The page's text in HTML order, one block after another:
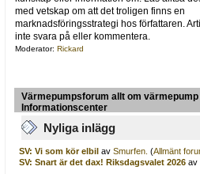
med vetskap om att det troligen finns en
marknadsföringsstrategi hos författaren.
inte svara på eller kommentera.
Moderator: Rickard
Värmepumpsforum allt om
Informationscenter
Nyliga inlägg
SV: Vi som kör elbilav Smurfen. (Allmänt
SV: Snart är det dax! Riksdagsvalet 2026av